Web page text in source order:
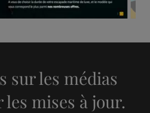
sur les médias
mises à jour.